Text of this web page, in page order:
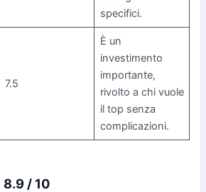
specifici.
7.5
È un
investimento
importante,
rivolto a chi vuole
il top senza
complicazioni.
8.9 / 10